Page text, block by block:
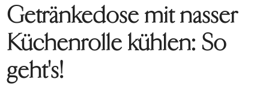
Getränkedose mit nasser
Küchenrolle kühlen: So
geht's!